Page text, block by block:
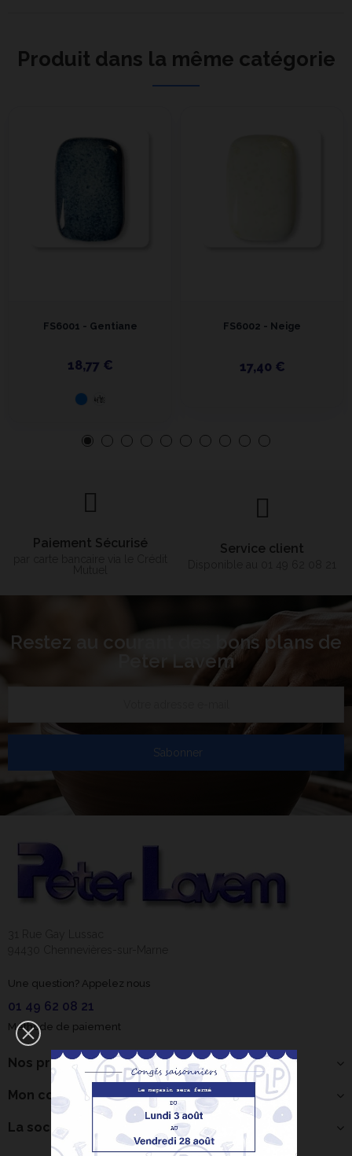
Produit dans la même catégorie
FS6001 - Gentiane
18,77 €
FS6002 - Neige
17,40 €
Bonjour ! Je suis
votre expert IA
Paiement Sécurisé Service client
Restez au courant des bons plans de
Peter Lavem
S’abonner
Une question? Appelez nous
01 49 62 08 21
Méthode de paiement
Nos produits
Mon compte
La société